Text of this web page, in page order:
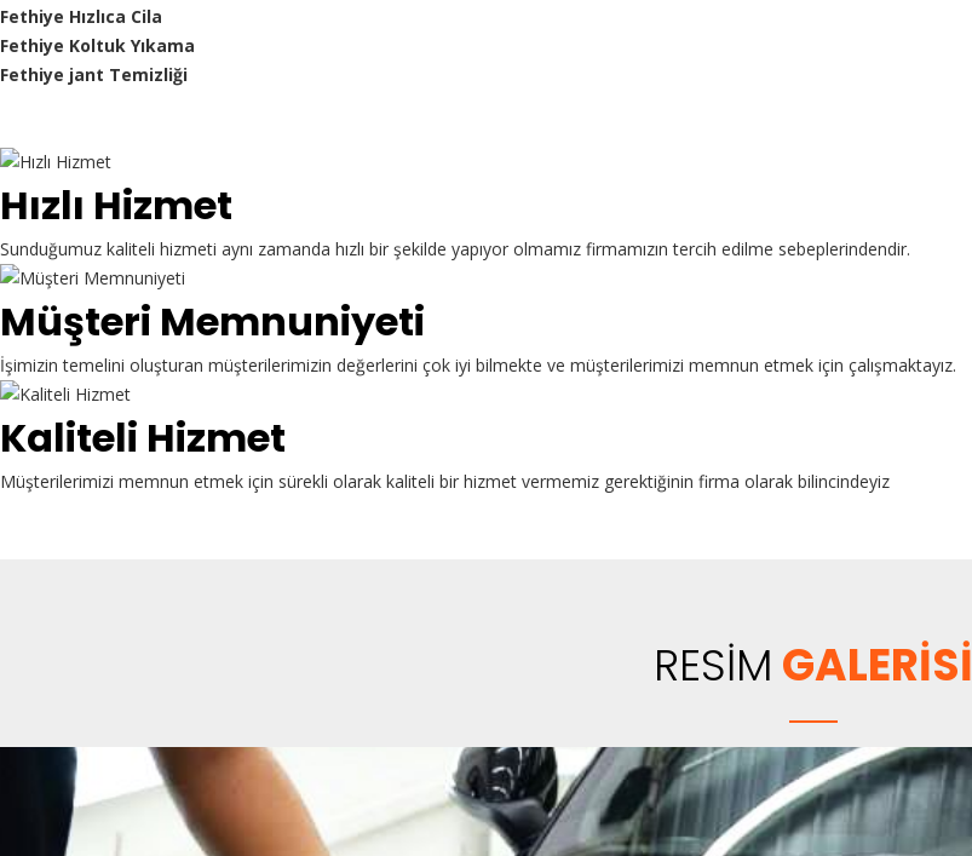
Fethiye Hızlıca Cila
Fethiye Koltuk Yıkama
Fethiye jant Temizliği
Hızlı Hizmet
Sunduğumuz kaliteli hizmeti aynı zamanda hızlı bir şekilde yapıyor olmamız firmamızın tercih edilme sebeplerindendir.
Müşteri Memnuniyeti
İşimizin temelini oluşturan müşterilerimizin değerlerini çok iyi bilmekte ve müşterilerimizi memnun etmek için çalışmaktayız.
Kaliteli Hizmet
Müşterilerimizi memnun etmek için sürekli olarak kaliteli bir hizmet vermemiz gerektiğinin firma olarak bilincindeyiz
RESİM GALERİSİ